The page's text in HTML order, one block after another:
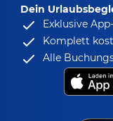
Dein
Exklusive
Komplett
Alle